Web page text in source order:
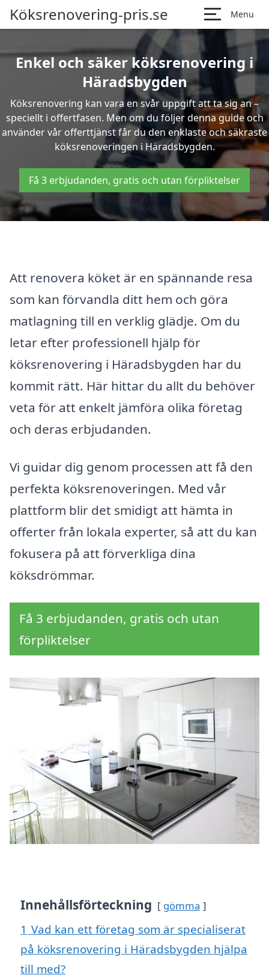
Köksrenovering-pris.se Menu
Enkel och säker köksrenovering i
Häradsbygden
Köksrenovering kan vara en svår uppgift att ta sig an –
speciellt i offertfasen. Men om du följer denna guide och
använder vår offerttjänst får du den enklaste och säkraste
köksrenoveringen i Häradsbygden.
Få 3 erbjudanden, gratis och utan förpliktelser
Att renovera köket är en spännande resa
som kan förvandla ditt hem och göra
matlagning till en verklig glädje. Om du
letar efter professionell hjälp för
köksrenovering i Häradsbygden har du
kommit rätt. Här hittar du allt du behöver
veta för att enkelt jämföra olika företag
och deras erbjudanden.
Vi guidar dig genom processen att få den
perfekta köksrenoveringen. Med vår
plattform blir det smidigt att hämta in
offerter från lokala experter, så att du kan
fokusera på att förverkliga dina
köksdrömmar.
Få 3 erbjudanden, gratis och utan
förpliktelser
Innehållsförteckning gömma
1 Vad kan ett företag som är specialiserat
på köksrenovering i Häradsbygden hjälpa
till med?